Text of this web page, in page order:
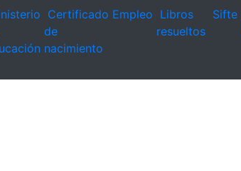
Certificado
de
nacimiento
Empleo Libros
resueltos
Sifte